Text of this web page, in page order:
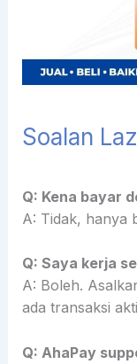
Soalan
Q: Kena bayar
A: Tidak, hanya
Q: Saya kerja
A: Boleh.
ada transaksi
Q: AhaPay